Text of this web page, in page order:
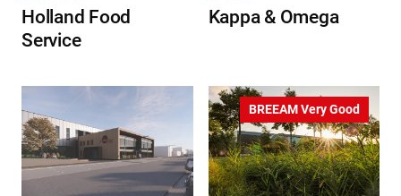
Holland Food
Service
Kappa & Omega
BREEAM Very Good